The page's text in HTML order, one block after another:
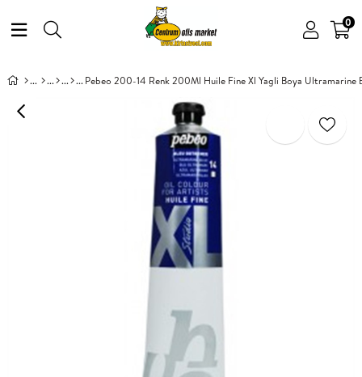
0
Pebeo 200-14 Renk 200Ml Huile Fine Xl Yagli Boya Ultramarine